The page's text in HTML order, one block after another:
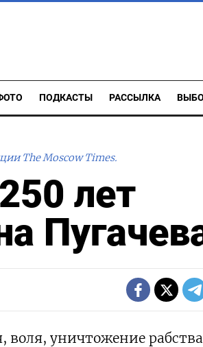
ПОДКАСТЫ РАССЫЛКА
The Moscow Times.
лет
воля, уничтожение